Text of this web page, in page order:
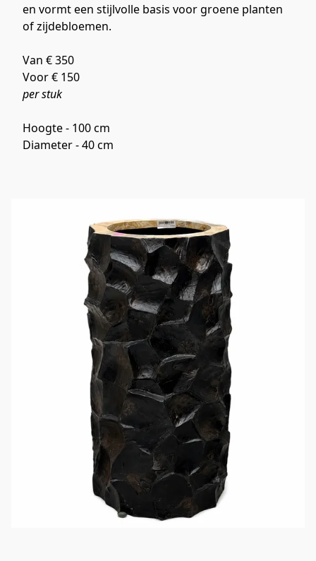
en vormt een stijlvolle basis voor groene planten
of zijdebloemen.
Van € 350
Voor € 150
per stuk
Hoogte - 100 cm
Diameter - 40 cm